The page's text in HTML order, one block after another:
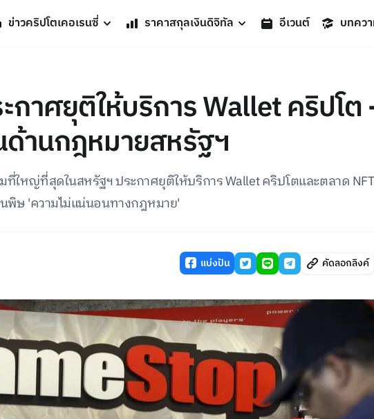
ข่าวคริปโตเคอเรนซี่ ราคาสกุลเงินดิจิทัล อีเวนต์ บทคว
กาศยุติให้บริการ Wallet คริปโต
ด้านกฎหมายสหรัฐฯ
ที่ใหญ่ที่สุดในสหรัฐฯ ประกาศยุติให้บริการ Wallet คริปโตและตลาด NFT
พิษ 'ความไม่แน่นอนทางกฎหมาย'
แบ่งปัน คัดลอกลิงค์